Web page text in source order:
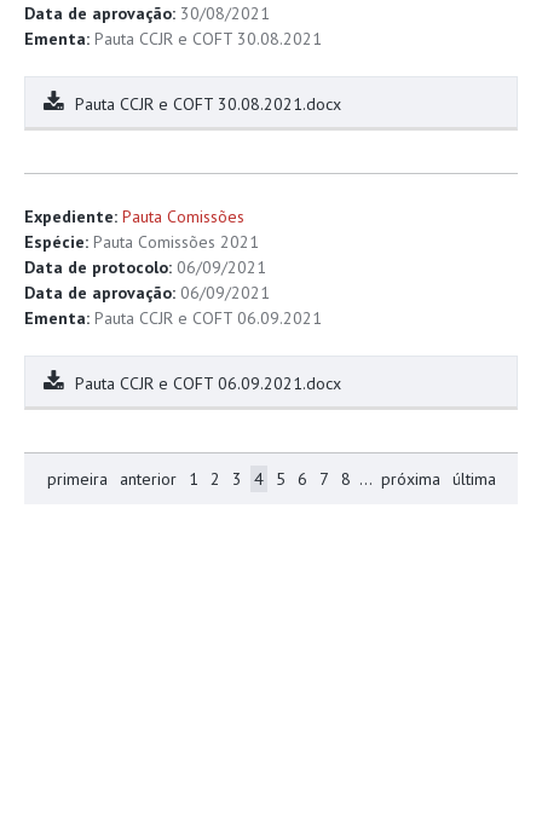
Data de aprovação: 30/08/2021
Ementa: Pauta CCJR e COFT 30.08.2021
Pauta CCJR e COFT 30.08.2021.docx
Expediente: Pauta Comissões
Espécie: Pauta Comissões 2021
Data de protocolo: 06/09/2021
Data de aprovação: 06/09/2021
Ementa: Pauta CCJR e COFT 06.09.2021
Pauta CCJR e COFT 06.09.2021.docx
primeira anterior 1 2 3 4 5 6 7 8 ... próxima última